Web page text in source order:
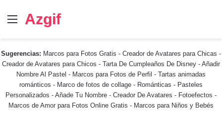
Menú
Azgif
Sugerencias: Marcos para Fotos Gratis - Creador de Avatares para Chicas -
Creador de Avatares para Chicos - Tarta De Cumpleaños De Disney - Añadir
Nombre Al Pastel - Marcos para Fotos de Perfil - Tartas animadas
románticos - Marco de fotos de collage - Románticas - Pasteles
Personalizados - Añade Tu Nombre - Creador De Avatares - Fotoefectos -
Marcos de Amor para Fotos Online Gratis - Marcos para Niños y Bebés